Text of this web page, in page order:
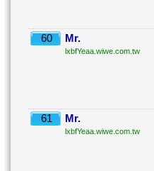
60 Mr.
lxbfYeaa.wiwe.com.tw
61 Mr.
lxbfYeaa.wiwe.com.tw